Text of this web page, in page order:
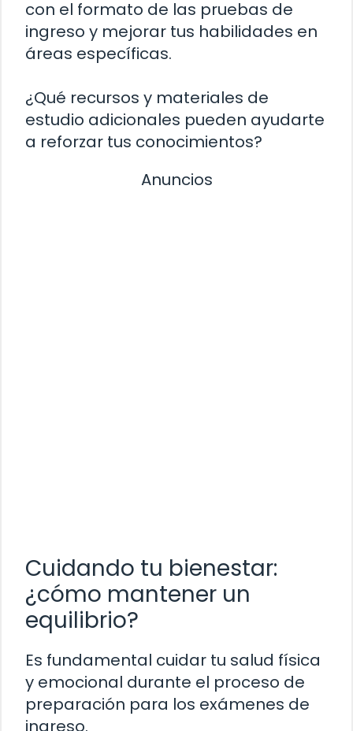
con el formato de las pruebas de
ingreso y mejorar tus habilidades en
áreas específicas.
¿Qué recursos y materiales de
estudio adicionales pueden ayudarte
a reforzar tus conocimientos?
Anuncios
Cuidando tu bienestar:
¿cómo mantener un
equilibrio?
Es fundamental cuidar tu salud física
y emocional durante el proceso de
preparación para los exámenes de
ingreso.